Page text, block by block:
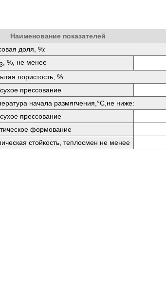
Наименование показателей
доля, %:
3 , %, не менее
пористость, %:
прессование
начала размягчения,°C,не ниже:
прессование
формование
стойкость, теплосмен не менее